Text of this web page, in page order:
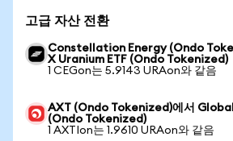
고급 자산 전환
Constellation Energy (Ondo
X Uranium ETF (Ondo Tokenized)
1 CEGon는 5.9143 URAon와 같음
AXT (Ondo Tokenized)에서
(Ondo Tokenized)
1 AXTIon는 1.9610 URAon와 같음